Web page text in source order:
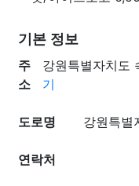
기본 정보
주
소
강원특별자치도
기
도로명 강원특별
연락처